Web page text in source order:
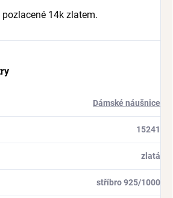
14k zlatem.
Dámské náušnice
15241
zlatá
stříbro 925/1000